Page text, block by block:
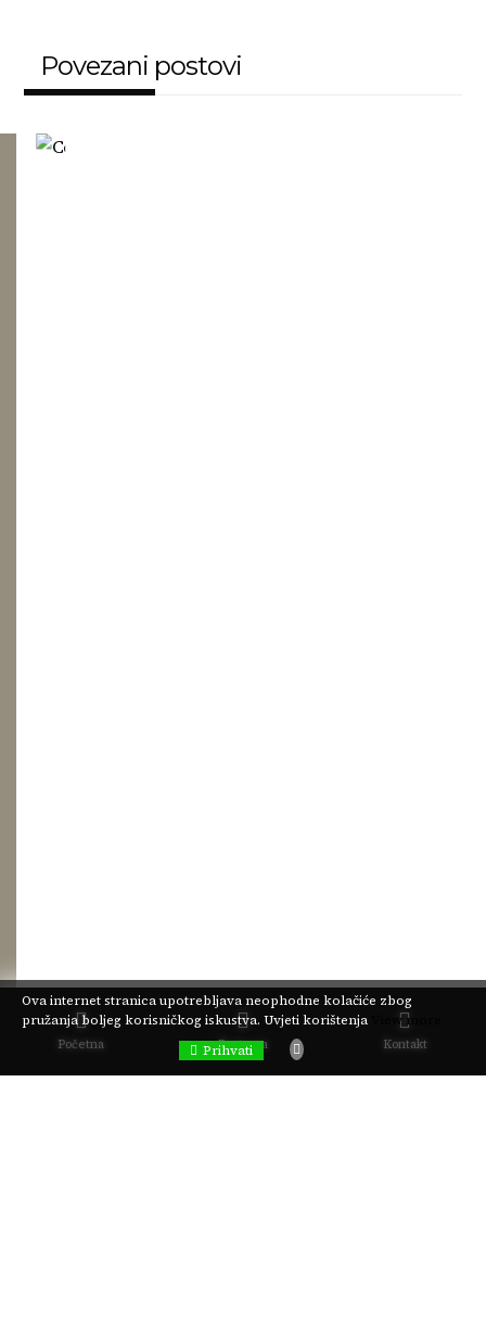
Povezani postovi
Početna Pretraga Kontakt
Ova internet stranica upotrebljava neophodne kolačiće zbog
pružanja boljeg korisničkog iskustva. Uvjeti korištenja
View more
Prihvati